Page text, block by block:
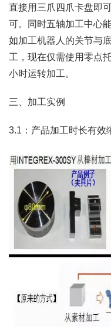
直接用三爪四爪卡盘即
可。同时五轴加工中心
如加工机器人的关节与
工，现在仅需使用零点
小时运转加工。
三、加工实例
3.1：产品加工时长有效